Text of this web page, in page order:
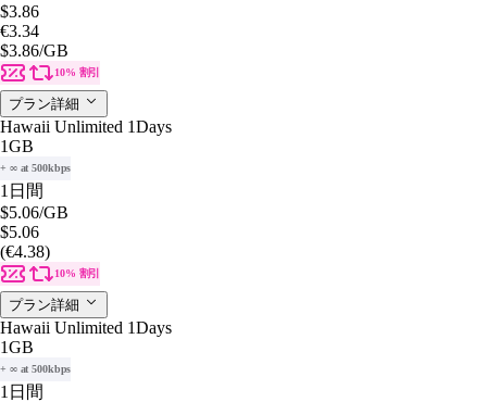
$3.86
€3.34
$3.86/GB
10% 割引
プラン詳細
Hawaii Unlimited 1Days
1GB
+ ∞ at 500kbps
1日間
$5.06/GB
$5.06
(€4.38)
10% 割引
プラン詳細
Hawaii Unlimited 1Days
1GB
+ ∞ at 500kbps
1日間